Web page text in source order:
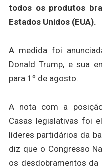
todos os produtos
Estados Unidos (EUA).
A medida foi
Donald Trump, e sua
para 1º de agosto.
A nota com a
Casas legislativas foi
líderes partidários da
diz que o Congresso
os desdobramentos